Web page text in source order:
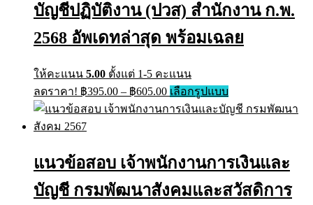
be
chosen
on
the
บัญชีปฏิบัติงาน (ปวส) สำนักงาน ก.พ.
2568 อัพเดทล่าสุด พร้อมเฉลย
ให้คะแนน 5.00 ตั้งแต่ 1-5 คะแนน
ลดราคา! ฿395.00 – ฿605.00Price
range:
฿395.00
เลือกรูปแบบThis
product
has
options
be
chosen
แนวข้อสอบ เจ้าพนักงานการเงินและ
บัญชี กรมพัฒนาสังคมและสวัสดิการ